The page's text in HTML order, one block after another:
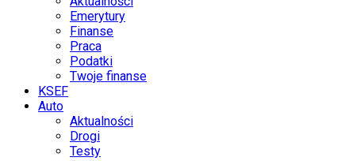
Emerytury
Finanse
Praca
Podatki
Twoje finanse
KSEF
Auto
Aktualności
Drogi
Testy